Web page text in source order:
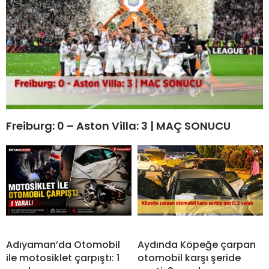
Freiburg: 0 – Aston Villa: 3 | MAÇ SONUCU
Adıyaman’da Otomobil
ile motosiklet çarpıştı: 1
Aydında Köpeğe çarpan
otomobil karşı şeride